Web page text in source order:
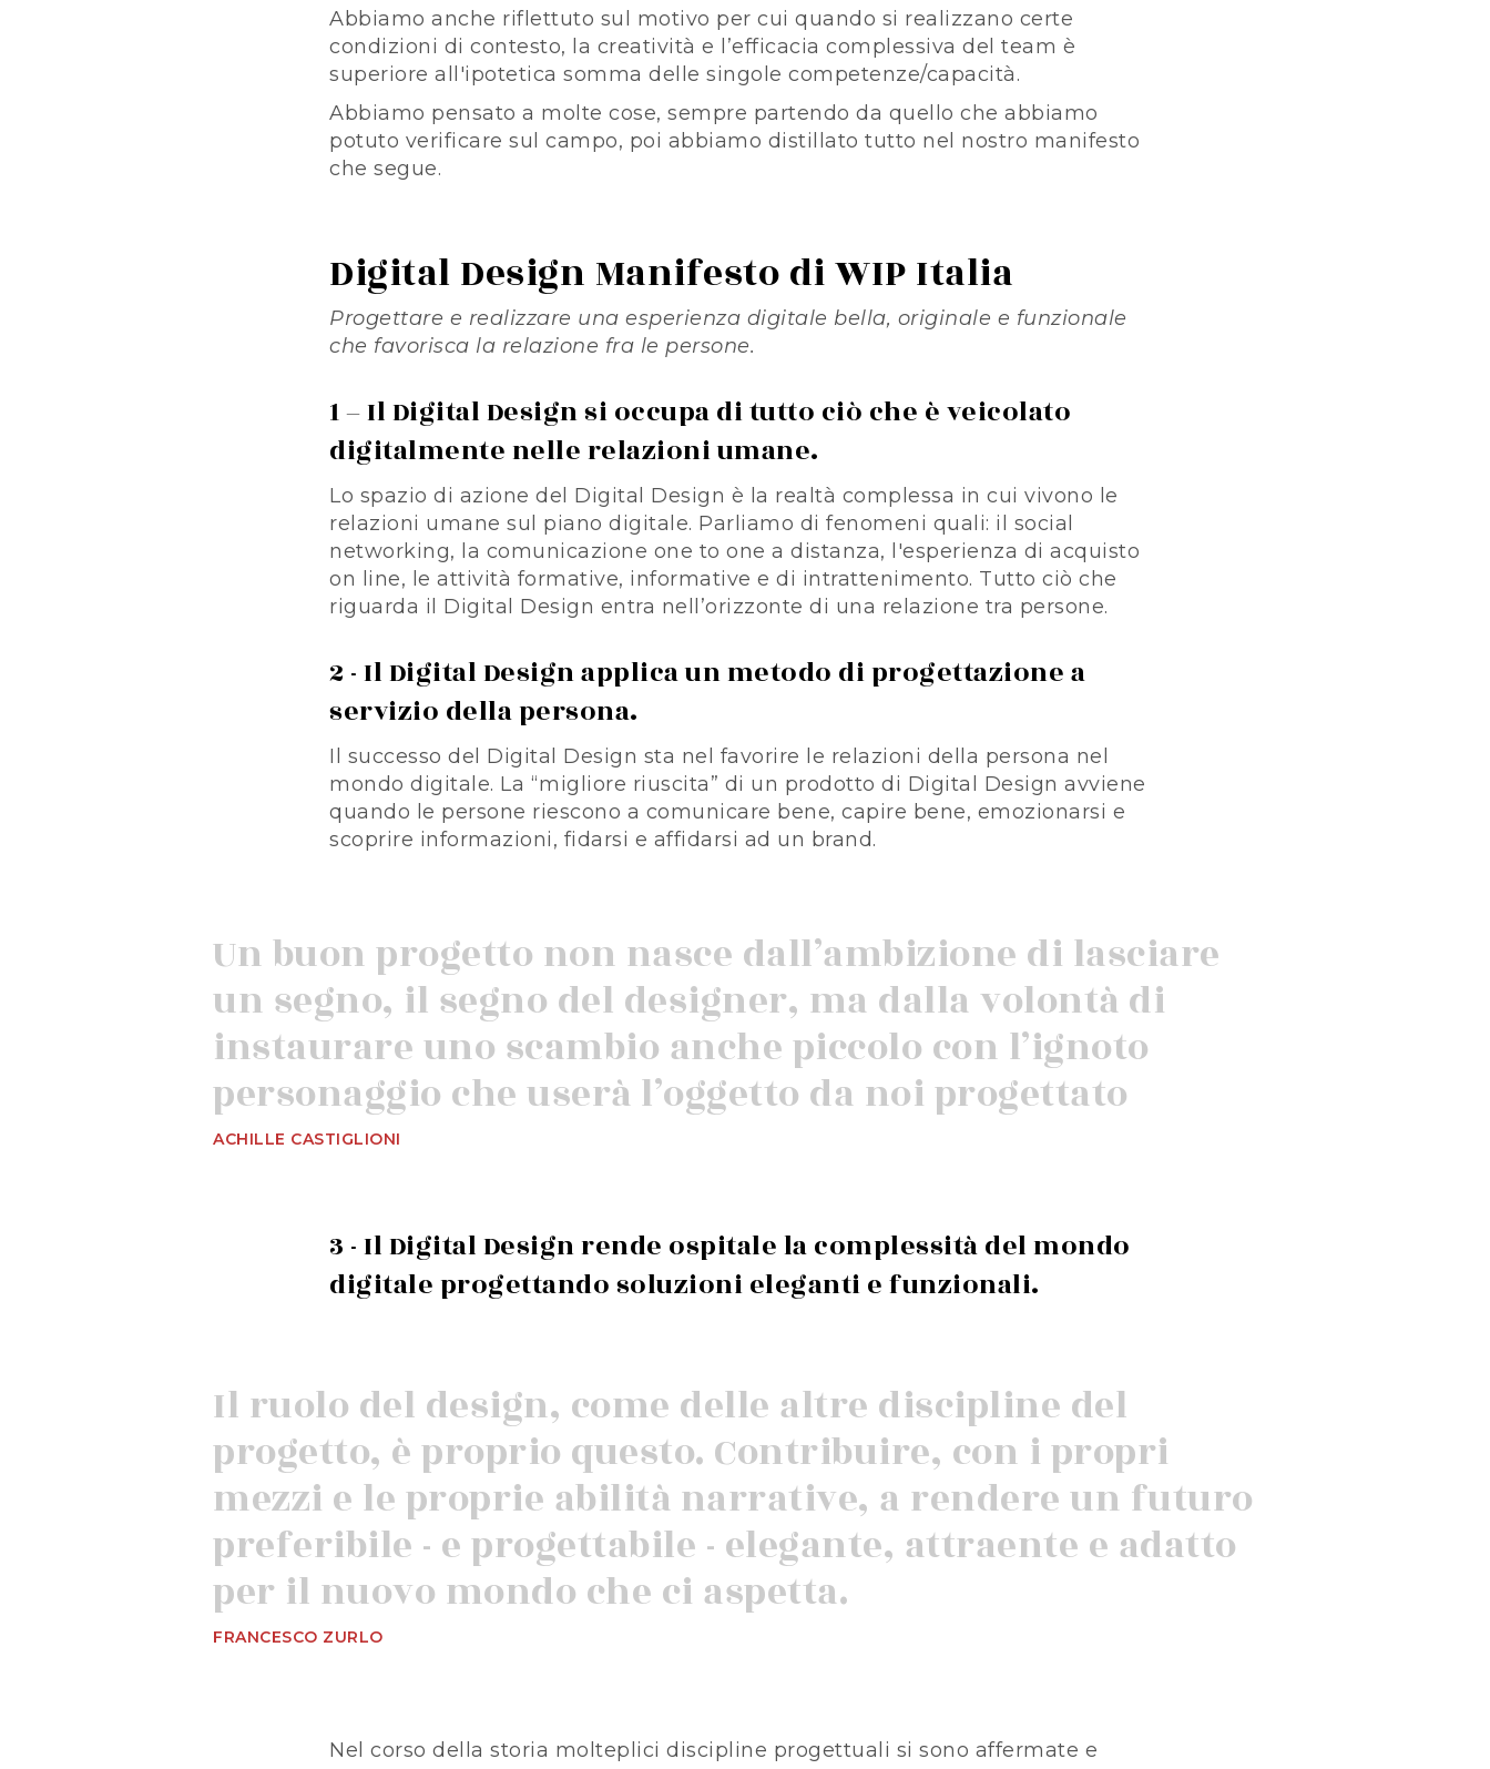
Abbiamo anche riflettuto sul motivo per cui quando si realizzano certe
condizioni di contesto, la creatività e l’efficacia complessiva del team è
superiore all'ipotetica somma delle singole competenze/capacità.
Abbiamo pensato a molte cose, sempre partendo da quello che abbiamo
potuto verificare sul campo, poi abbiamo distillato tutto nel nostro manifesto
che segue.
Digital Design Manifesto di WIP Italia
Progettare e realizzare una esperienza digitale bella, originale e funzionale
che favorisca la relazione fra le persone.
1 – Il Digital Design si occupa di tutto ciò che è veicolato
digitalmente nelle relazioni umane.
Lo spazio di azione del Digital Design è la realtà complessa in cui vivono le
relazioni umane sul piano digitale. Parliamo di fenomeni quali: il social
networking, la comunicazione one to one a distanza, l'esperienza di acquisto
on line, le attività formative, informative e di intrattenimento. Tutto ciò che
riguarda il Digital Design entra nell’orizzonte di una relazione tra persone.
2 - Il Digital Design applica un metodo di progettazione a
servizio della persona.
Il successo del Digital Design sta nel favorire le relazioni della persona nel
mondo digitale. La “migliore riuscita” di un prodotto di Digital Design avviene
quando le persone riescono a comunicare bene, capire bene, emozionarsi e
scoprire informazioni, fidarsi e affidarsi ad un brand.
Un buon progetto non nasce dall’ambizione di lasciare
un segno, il segno del designer, ma dalla volontà di
instaurare uno scambio anche piccolo con l’ignoto
personaggio che userà l’oggetto da noi progettato
ACHILLE CASTIGLIONI
3 - Il Digital Design rende ospitale la complessità del mondo
digitale progettando soluzioni eleganti e funzionali.
Il ruolo del design, come delle altre discipline del
progetto, è proprio questo. Contribuire, con i propri
mezzi e le proprie abilità narrative, a rendere un futuro
preferibile - e progettabile - elegante, attraente e adatto
per il nuovo mondo che ci aspetta.
FRANCESCO ZURLO
Nel corso della storia molteplici discipline progettuali si sono affermate e